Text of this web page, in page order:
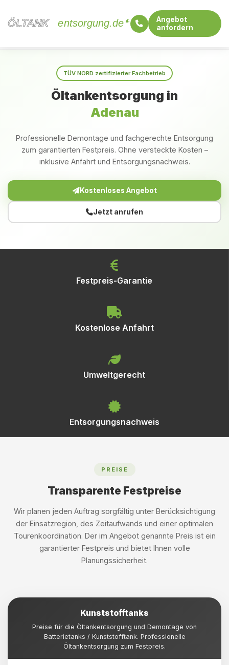
ÖLTANK
ÖLTANK entsorgung.de
Angebot
anfordern
TÜV NORD zertifizierter Fachbetrieb
Öltankentsorgung in
Adenau
Professionelle Demontage und fachgerechte Entsorgung
zum garantierten Festpreis. Ohne versteckte Kosten –
inklusive Anfahrt und Entsorgungsnachweis.
Kostenloses Angebot
Jetzt anrufen
Festpreis-Garantie
Kostenlose Anfahrt
Umweltgerecht
Entsorgungsnachweis
PREISE
Transparente Festpreise
Wir planen jeden Auftrag sorgfältig unter Berücksichtigung
der Einsatzregion, des Zeitaufwands und einer optimalen
Tourenkoordination. Der im Angebot genannte Preis ist ein
garantierter Festpreis und bietet Ihnen volle
Planungssicherheit.
Kunststofftanks
Preise für die Öltankentsorgung und Demontage von
Batterietanks / Kunststofftank. Professionelle
Öltankentsorgung zum Festpreis.